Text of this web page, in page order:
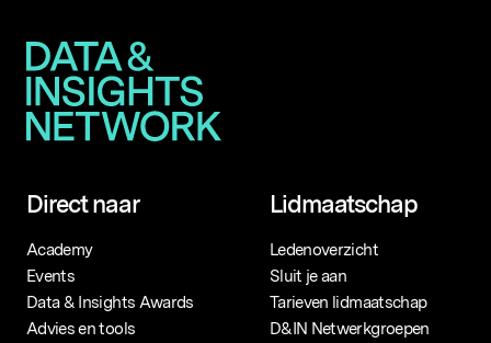
Direct naar
Academy
Events
Data & Insights Awards
Advies en tools
Lidmaatschap
Ledenoverzicht
Sluit je aan
Tarieven lidmaatschap
D&IN Netwerkgroepen